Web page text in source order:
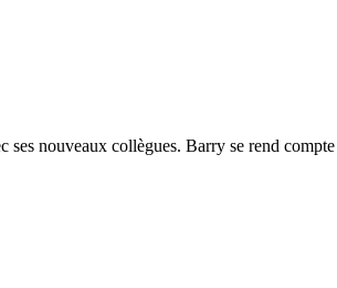
ses nouveaux collègues. Barry se rend